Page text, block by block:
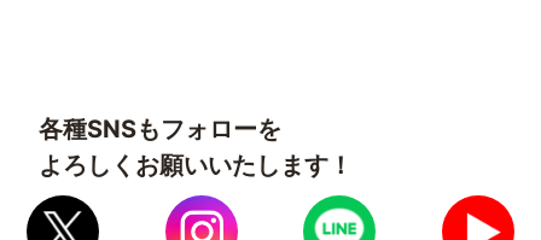
各種SNSもフォローを
よろしくお願いいたします！